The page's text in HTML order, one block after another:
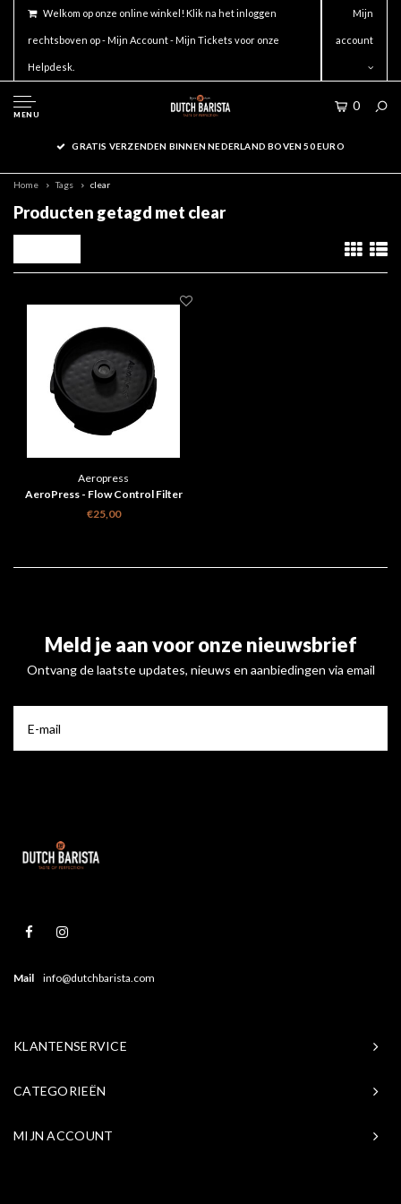
Welkom op onze online winkel! Klik na het inloggen
rechtsboven op - Mijn Account - Mijn Tickets voor onze
Helpdesk.
Mijn
account
MENU
0
GRATIS VERZENDEN BINNEN NEDERLAND BOVEN 50 EURO
Home Tags clear
Producten getagd met clear
Aeropress
AeroPress - Flow Control Filter
Cap
€25,00
Meld je aan voor onze nieuwsbrief
Ontvang de laatste updates, nieuws en aanbiedingen via email
Mail info@dutchbarista.com
KLANTENSERVICE
CATEGORIEËN
MIJN ACCOUNT